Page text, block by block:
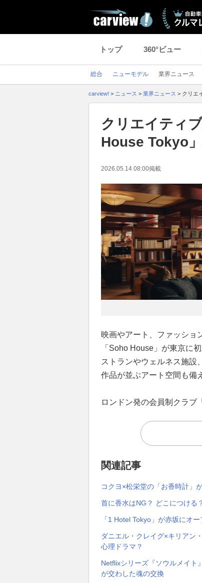
トップ 360°ビュー
総合 ニューモデル 業界ニュース
carview! > ニュース > 業界ニュース > クリエ
クリエイティ
House Tokyo
2026.05.14 08:00掲載
映画やアート、ファッショ
「Soho House」が東京に
ストランやウェルネス施設
作品が並ぶアート空間も備
ロンドン発の会員制クラブ
関連記事
コクヨ×松栄堂の「お香時計」
首に香水はNG？ どこにつける
「1 Hotel Tokyo」が赤坂にオ
ダニエル・クレイグ×キリアン
心理ドラマ？
Netflixシリーズ『ソウルメイト
が交わした魂の交換